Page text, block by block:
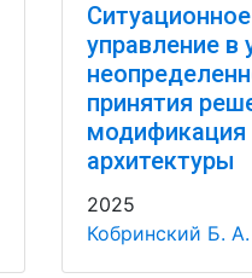
Ситуационное
управление в
принятия
модификация
архитектуры
2025
Кобринский Б. А.